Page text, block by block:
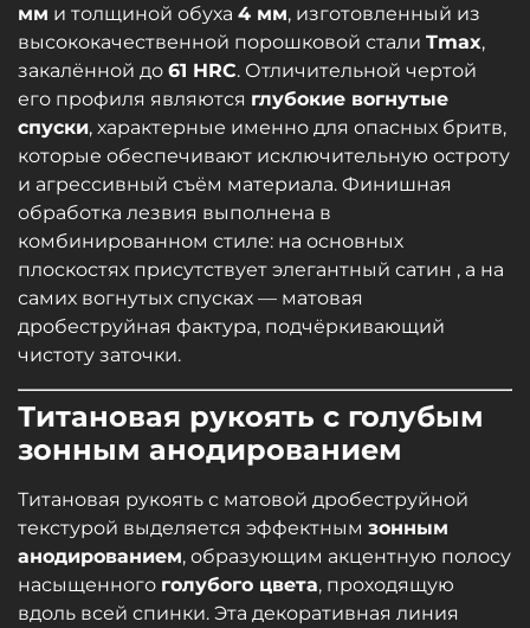
мм и толщиной обуха 4 мм, изготовленный из
высококачественной порошковой стали Tmax,
закалённой до 61 HRC. Отличительной чертой
его профиля являются глубокие вогнутые
спуски, характерные именно для опасных бритв,
которые обеспечивают исключительную остроту
и агрессивный съём материала. Финишная
обработка лезвия выполнена в
комбинированном стиле: на основных
плоскостях присутствует элегантный сатин , а на
самих вогнутых спусках — матовая
дробеструйная фактура, подчёркивающий
чистоту заточки.
Титановая рукоять с голубым
зонным анодированием
Титановая рукоять с матовой дробеструйной
текстурой выделяется эффектным зонным
анодированием, образующим акцентную полосу
насыщенного голубого цвета, проходящую
вдоль всей спинки. Эта декоративная линия